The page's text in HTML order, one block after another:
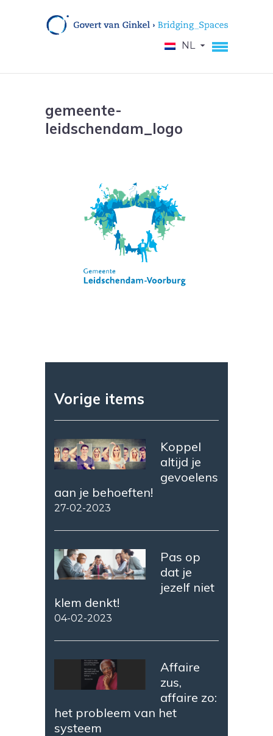
NL
gemeente-
leidschendam_logo
Vorige items
Koppel
altijd je
gevoelens
aan je behoeften!
27-02-2023
Pas op
dat je
jezelf niet
klem denkt!
04-02-2023
Affaire
zus,
affaire zo:
het probleem van het
systeem